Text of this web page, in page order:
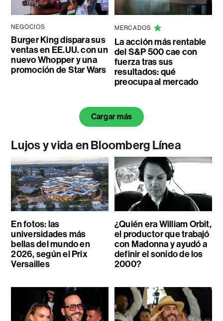
NEGOCIOS
Burger King dispara sus
ventas en EE.UU. con un
nuevo Whopper y una
promoción de Star Wars
MERCADOS
La acción más rentable
del S&P 500 cae con
fuerza tras sus
resultados: qué
preocupa al mercado
Cargar más
Lujos y vida en Bloomberg Línea
En fotos: las
universidades más
bellas del mundo en
2026, según el Prix
Versailles
¿Quién era William Orbit,
el productor que trabajó
con Madonna y ayudó a
definir el sonido de los
2000?